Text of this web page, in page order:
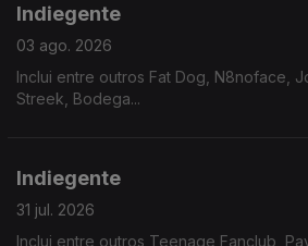
Indiegente
03 ago. 2026
Inclui entre outros Fat Dog, N8noface,
Streek, Bodega...
Indiegente
31 jul. 2026
Inclui entre outros Teenage Fanclub,